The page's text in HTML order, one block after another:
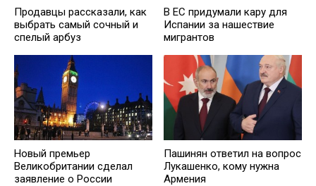
Продавцы рассказали, как
выбрать самый сочный и
спелый арбуз
В ЕС придумали кару для
Испании за нашествие
мигрантов
Новый премьер
Великобритании сделал
заявление о России
Пашинян ответил на вопрос
Лукашенко, кому нужна
Армения